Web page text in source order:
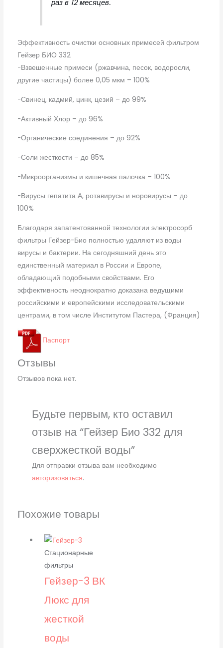
Эффективность очистки основных примесей фильтром
Гейзер БИО 332
-Взвешенные примеси (ржавчина, песок, водоросли,
другие частицы) более 0,05 мкм – 100%
-Свинец, кадмий, цинк, цезий – до 99%
-Активный Хлор – до 96%
-Органические соединения – до 92%
-Соли жесткости – до 85%
-Микроорганизмы и кишечная палочка – 100%
-Вирусы гепатита А, ротавирусы и норовирусы – до
100%
Благодаря запатентованной технологии электросорб
фильтры Гейзер-Био полностью удаляют из воды
вирусы и бактерии. На сегодняшний день это
единственный материал в России и Европе,
обладающий подобными свойствами. Его
эффективность неоднократно доказана ведущими
российскими и европейскими исследовательскими
центрами, в том числе Институтом Пастера, (Франция)
Паспорт
Отзывы
Отзывов пока нет.
Будьте первым, кто оставил
отзыв на “Гейзер Био 332 для
сверхжесткой воды”
Для отправки отзыва вам необходимо
авторизоваться.
Похожие товары
Стационарные
фильтры
Гейзер-3 ВК
Люкс для
жесткой
воды